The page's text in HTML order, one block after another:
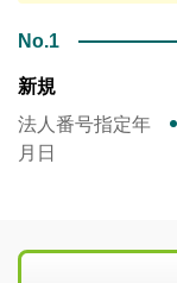
No.1
新規
法人番号指定年
月日